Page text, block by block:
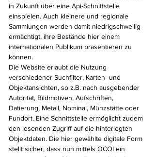
in Zukunft über eine Api-Schnittstelle
einspielen. Auch kleinere und regionale
Sammlungen werden damit niedrigschwellig
ermächtigt, ihre Bestände hier einem
internationalen Publikum präsentieren zu
können.
Die Website erlaubt die Nutzung
verschiedener Suchfilter, Karten- und
Objektansichten, so z.B. nach ausgebender
Autorität, Bildmotiven, Aufschriften,
Datierung, Metall, Nominal, Münzstätte oder
Fundort. Eine Schnittstelle ermöglicht zudem
den lesenden Zugriff auf die hinterlegten
Objektdaten. Die hier gewählte digitale Form
stellt sicher, dass nun mittels OCOI ein